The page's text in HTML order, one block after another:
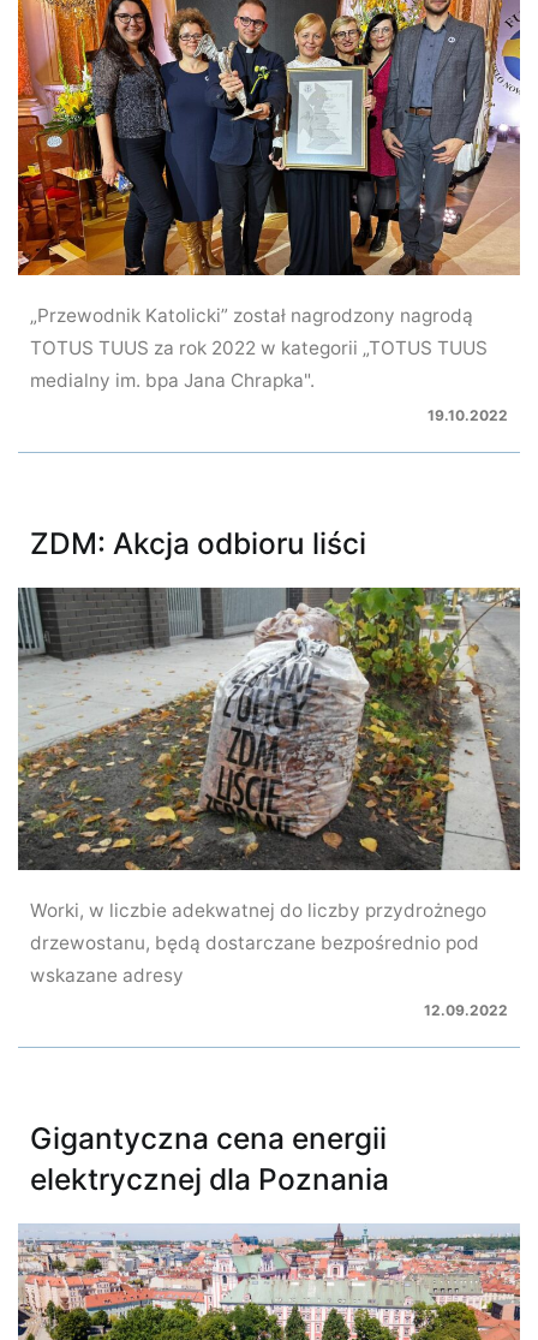
„Przewodnik Katolicki” został nagrodzony nagrodą
TOTUS TUUS za rok 2022 w kategorii „TOTUS TUUS
medialny im. bpa Jana Chrapka".
19.10.2022
ZDM: Akcja odbioru liści
Worki, w liczbie adekwatnej do liczby przydrożnego
drzewostanu, będą dostarczane bezpośrednio pod
wskazane adresy
12.09.2022
Gigantyczna cena energii
elektrycznej dla Poznania